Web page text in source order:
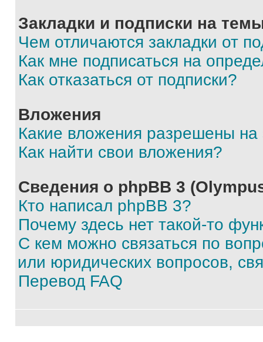
Закладки и подписки на
Чем отличаются закладки от
Как мне подписаться на
Как отказаться от подписки?
Вложения
Какие вложения разрешены
Как найти свои вложения?
Сведения о phpBB 3
Кто написал phpBB 3?
Почему здесь нет такой-то
С кем можно связаться по
или юридических вопросов,
Перевод FAQ